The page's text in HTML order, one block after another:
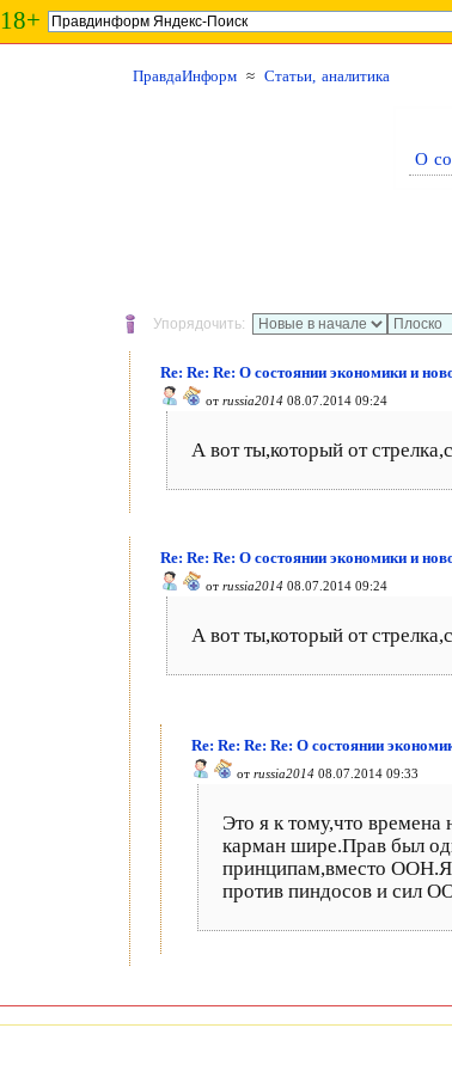
18+
ПравдаИнформ ≈ Статьи, аналитика
О
Упорядочить:
Re: Re: Re: О состоянии экономики и
от russia2014 08.07.2014 09:24
А вот ты,который от
Re: Re: Re: О состоянии экономики и
от russia2014 08.07.2014 09:24
А вот ты,который от
Re: Re: Re: Re: О состоянии
от russia2014 08.07.2014 09:33
Это я к тому,что
карман шире.Прав был
принципам,вместо ООН.Я
против пиндосов и сил